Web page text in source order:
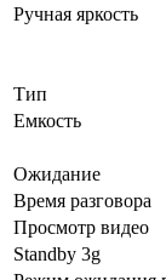
Ручная яркость
Тип
Емкость
Ожидание
Время разговора
Просмотр видео
Standby 3g